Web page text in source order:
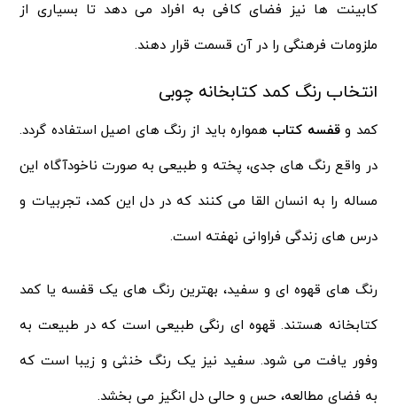
کابینت ها نیز فضای کافی به افراد می دهد تا بسیاری از
ملزومات فرهنگی را در آن قسمت قرار دهند.
انتخاب رنگ کمد کتابخانه چوبی
کمد وقفسه کتاب همواره باید از رنگ های اصیل استفاده گردد.
در واقع رنگ های جدی، پخته و طبیعی به صورت ناخودآگاه این
مساله را به انسان القا می کنند که در دل این کمد، تجربیات و
درس های زندگی فراوانی نهفته است.
رنگ های قهوه ای و سفید، بهترین رنگ های یک قفسه یا کمد
کتابخانه هستند. قهوه ای رنگی طبیعی است که در طبیعت به
وفور یافت می شود. سفید نیز یک رنگ خنثی و زیبا است که
به فضای مطالعه، حس و حالی دل انگیز می بخشد.